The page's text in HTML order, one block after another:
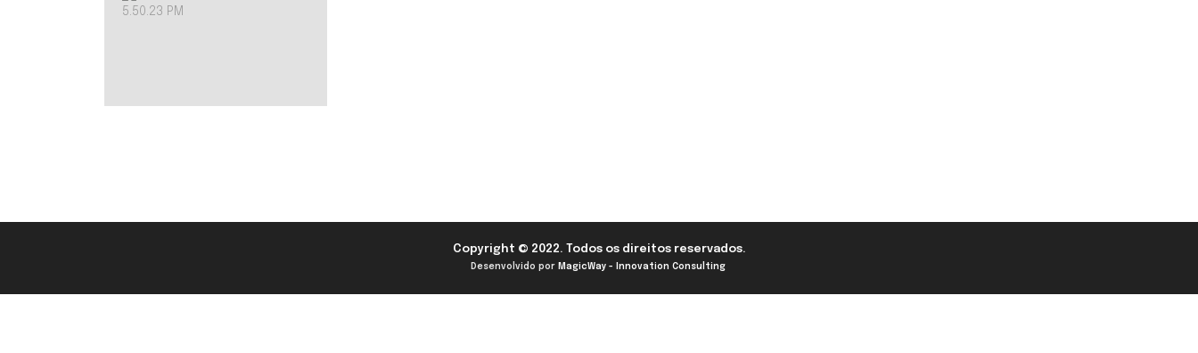
Copyright © 2022. Todos os direitos reservados.
Desenvolvido por MagicWay - Innovation Consulting